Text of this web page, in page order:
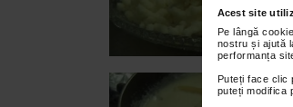
Acest site
Pe lângă
nostru și ajută
performanța
Puteți face clic
puteți modifica